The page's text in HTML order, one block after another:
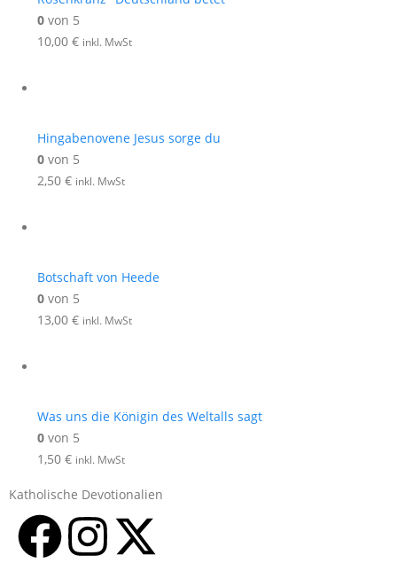
0 von 5
10,00 € inkl. MwSt
Hingabenovene Jesus sorge du
0 von 5
2,50 € inkl. MwSt
Botschaft von Heede
0 von 5
13,00 € inkl. MwSt
Was uns die Königin des Weltalls sagt
0 von 5
1,50 € inkl. MwSt
Katholische Devotionalien